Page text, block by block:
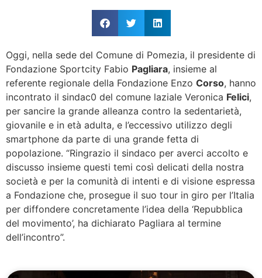
Oggi, nella sede del Comune di Pomezia, il presidente di
Fondazione Sportcity Fabio Pagliara, insieme al
referente regionale della Fondazione Enzo Corso, hanno
incontrato il sindac0 del comune laziale Veronica Felici,
per sancire la grande alleanza contro la sedentarietà,
giovanile e in età adulta, e l’eccessivo utilizzo degli
smartphone da parte di una grande fetta di
popolazione. “Ringrazio il sindaco per averci accolto e
discusso insieme questi temi così delicati della nostra
società e per la comunità di intenti e di visione espressa
a Fondazione che, prosegue il suo tour in giro per l’Italia
per diffondere concretamente l’idea della ‘Repubblica
del movimento’, ha dichiarato Pagliara al termine
dell’incontro”.